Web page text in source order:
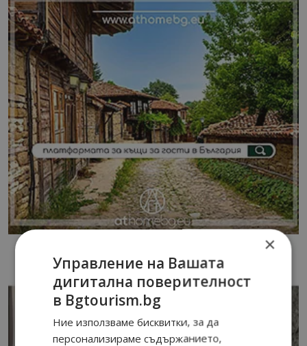
×
Управление на Вашата
дигитална поверителност
в Bgtourism.bg
Ние използваме бисквитки, за да
персонализираме съдържанието,